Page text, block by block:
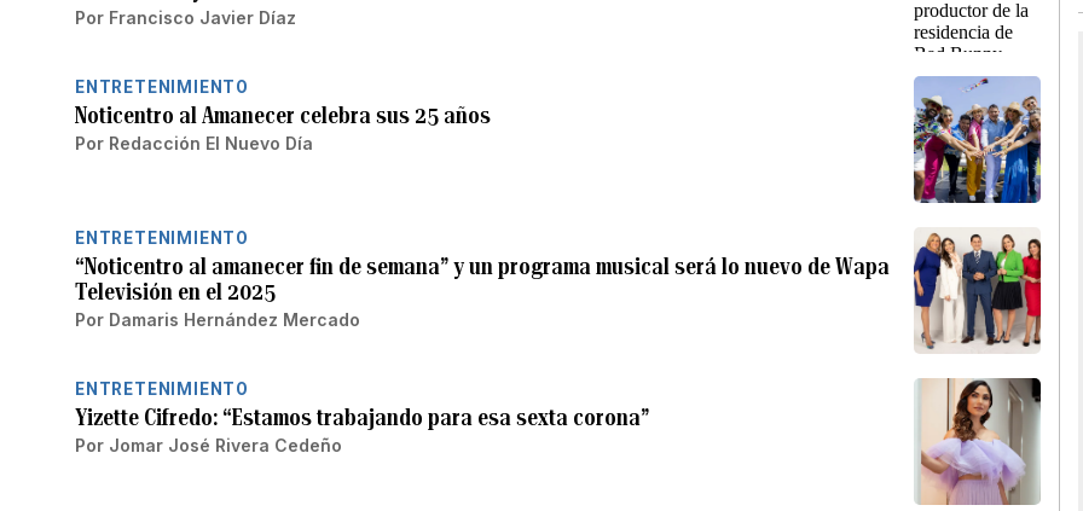
Por Francisco Javier Díaz
ENTRETENIMIENTO
Noticentro al Amanecer celebra sus 25 años
Por Redacción El Nuevo Día
ENTRETENIMIENTO
“Noticentro al amanecer fin de semana” y un programa musical será lo nuevo de Wapa
Televisión en el 2025
Por Damaris Hernández Mercado
ENTRETENIMIENTO
Yizette Cifredo: “Estamos trabajando para esa sexta corona”
Por Jomar José Rivera Cedeño